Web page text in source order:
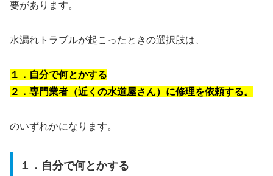
要があります。
水漏れトラブルが起こったときの選択肢は、
１．自分で何とかする
２．専門業者（近くの水道屋さん）に修理を依頼する。
のいずれかになります。
１．自分で何とかする